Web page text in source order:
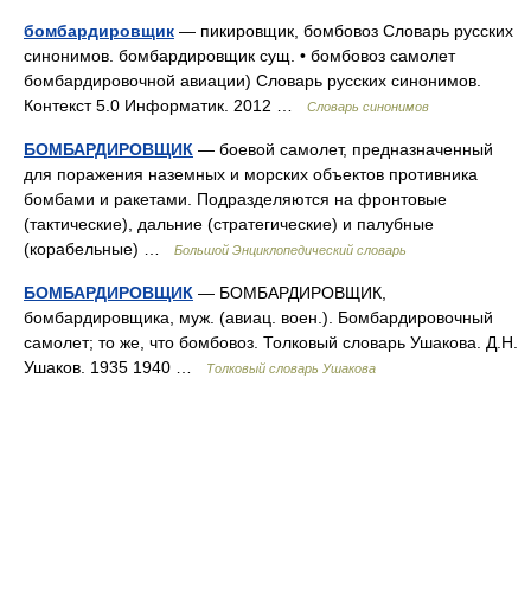
бомбардировщик — пикировщик, бомбовоз Словарь русских
синонимов. бомбардировщик сущ. • бомбовоз самолет
бомбардировочной авиации) Словарь русских синонимов.
Контекст 5.0 Информатик. 2012 …
Словарь синонимов
БОМБАРДИРОВЩИК — боевой самолет, предназначенный
для поражения наземных и морских объектов противника
бомбами и ракетами. Подразделяются на фронтовые
(тактические), дальние (стратегические) и палубные
(корабельные) …
Большой Энциклопедический словарь
БОМБАРДИРОВЩИК — БОМБАРДИРОВЩИК,
бомбардировщика, муж. (авиац. воен.). Бомбардировочный
самолет; то же, что бомбовоз. Толковый словарь Ушакова. Д.Н.
Ушаков. 1935 1940 …
Толковый словарь Ушакова